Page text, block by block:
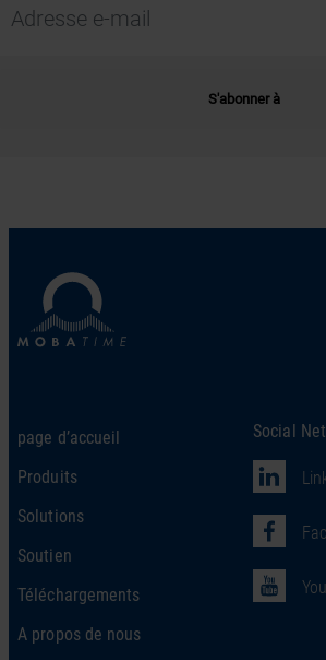
S'abonner à
page d’accueil
Produits
Solutions
Soutien
Téléchargements
A propos de nous
Social